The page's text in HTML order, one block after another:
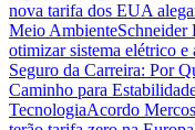
nova tarifa dos EUA
Meio AmbienteSchneider
otimizar sistema elétrico e
Seguro da Carreira: Por
Caminho para
TecnologiaAcordo